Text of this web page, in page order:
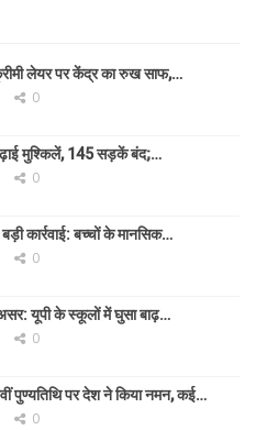
लेयर पर केंद्र का रुख साफ,…
0
मुश्किलें, 145 सड़कें बंद;…
0
कार्रवाई: बच्चों के मानसिक…
0
यूपी के स्कूलों में घुसा बाढ़…
0
पुण्यतिथि पर देश ने किया नमन, कई…
0